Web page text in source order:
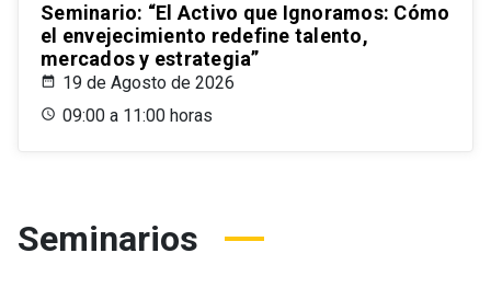
Seminario: “El Activo que Ignoramos: Cómo
el envejecimiento redefine talento,
mercados y estrategia”
19 de Agosto de 2026
09:00 a 11:00 horas
Seminarios